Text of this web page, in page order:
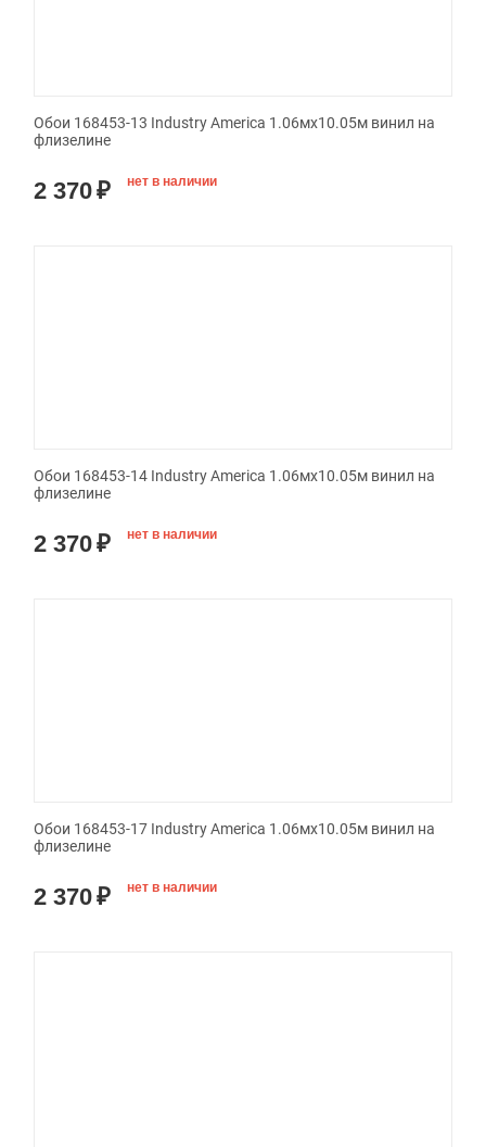
Обои 168453-13 Industry America 1.06мx10.05м винил на
флизелине
2 370₽ нет в наличии
Обои 168453-14 Industry America 1.06мx10.05м винил на
флизелине
2 370₽ нет в наличии
Обои 168453-17 Industry America 1.06мx10.05м винил на
флизелине
2 370₽ нет в наличии